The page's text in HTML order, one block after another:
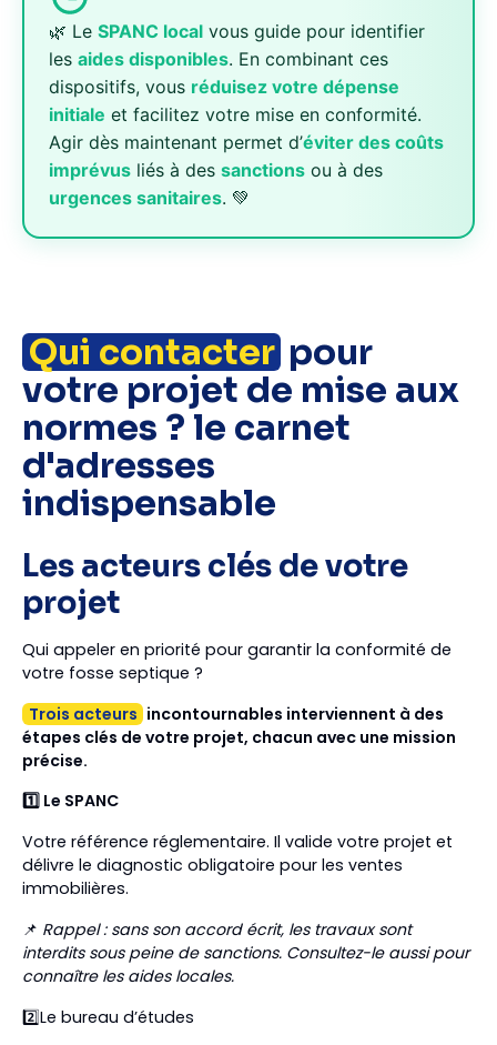
🌿 Le SPANC localvous guide pour identifier
les aides disponibles. En combinant ces
dispositifs, vous réduisez votre dépense
initiale et facilitez votre mise en conformité.
Agir dès maintenant permet d’éviter des coûts
imprévusliés à des sanctionsou à des
urgences sanitaires. 💚
Qui contacter pour
votre projet de mise aux
normes ? le carnet
d'adresses
indispensable
Les acteurs clés de votre
projet
Qui appeler en priorité pour garantir la conformité de
votre fosse septique ?
Trois acteurs incontournables interviennent à des
étapes clés de votre projet, chacun avec une mission
précise.
1️⃣ Le SPANC
Votre référence réglementaire. Il valide votre projet et
délivre le diagnostic obligatoire pour les ventes
immobilières.
📌 Rappel : sans son accord écrit, les travaux sont
interdits sous peine de sanctions. Consultez-le aussi pour
connaître les aides locales.
2️⃣Le bureau d’études